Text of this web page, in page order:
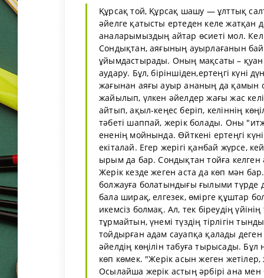
Құрсақ той, Құрсақ шашу — ұлттық
әйелге қатысты ертеден келе жатқан
аналарымыздың айтар өсиеті мол.
Сондықтан, аяғының ауырлағанын
ұйымдастырады. Оның мақсаты –
аудару. Бұл, біріншіден,ертеңгі күні
жағынан аяғы ауыр ананың да қамын
жайылып, үлкен әйелдер жағы жас
айтып, ақыл-кеңес беріп, келіннің
тәбеті шаппай, жерік болады. Оны
ененің мойнында. Өйткені ертеңгі
екіталай. Егер жерігі қанбай жүрсе,
ырым да бар. Сондықтан тойға келген
Жерік кезде жеген аста да көп мән
болжауға болатындығы ғылыми түрде
бала ширақ, елгезек, өмірге құштар
икемсіз болмақ. Ал, тек біреудің
тұрмайтын, үнемі түздің тірлігін
тойдырған адам сауапқа қалады
әйелдің көңілін табуға тырысады.
көп көмек. "Жерік асын жеген
Осылайша жерік астың әрбірі ана мен